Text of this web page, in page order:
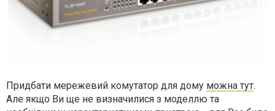
Придбати мережевий комутатор для дому можна тут.
Але якщо Ви ще не визначилися з моделлю та